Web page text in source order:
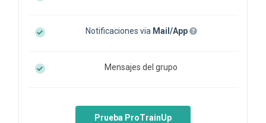
Notificaciones via Mail/App
Mensajes del grupo
Prueba ProTrainUp